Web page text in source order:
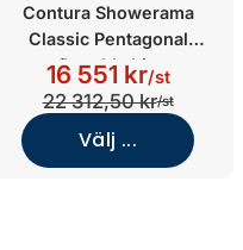
Contura Showerama
Classic Pentagonal
Duschkabin
(800x900/Vit/Klarglas)
16 551 kr/st
22 312,50 kr/st
Välj ...